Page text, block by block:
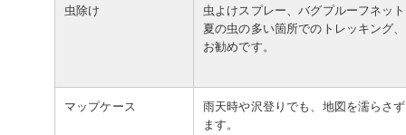
虫除け
虫よけスプレー、バグプルーフネッ
夏の虫の多い箇所でのトレッキング
お勧めです。
マップケース
雨天時や沢登りでも、地図を濡らさ
ます。